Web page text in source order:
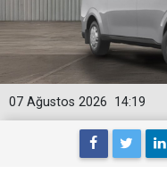
14:19
07 Ağustos 2026